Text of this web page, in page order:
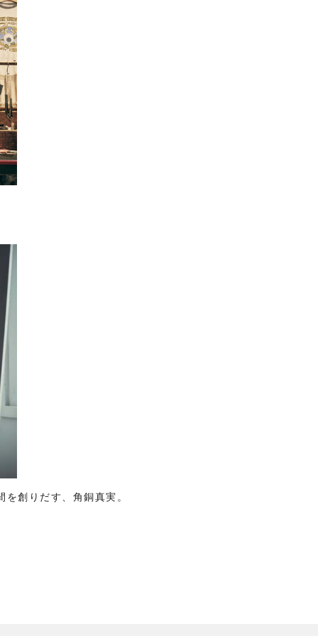
創りだす、角銅真実。